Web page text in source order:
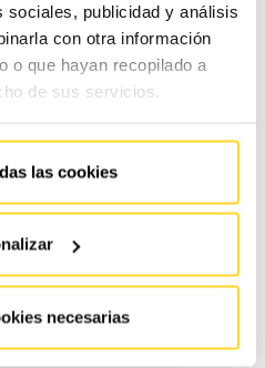
sociales, publicidad y análisis
con otra información
o que hayan recopilado a
de sus servicios.
las cookies
necesarias
ESSENTIAL
MAX